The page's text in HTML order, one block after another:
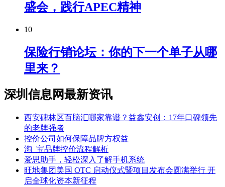
盛会，践行APEC精神
10
保险行销论坛：你的下一个单子从哪
里来？
深圳信息网最新资讯
西安碑林区百脑汇哪家靠谱？益鑫安创：17年口碑领先
的老牌强者
控价公司如何保障品牌方权益
淘_宝品牌控价流程解析
爱思助手，轻松深入了解手机系统
旺地集团美国 OTC 启动仪式暨项目发布会圆满举行 开
启全球化资本新征程